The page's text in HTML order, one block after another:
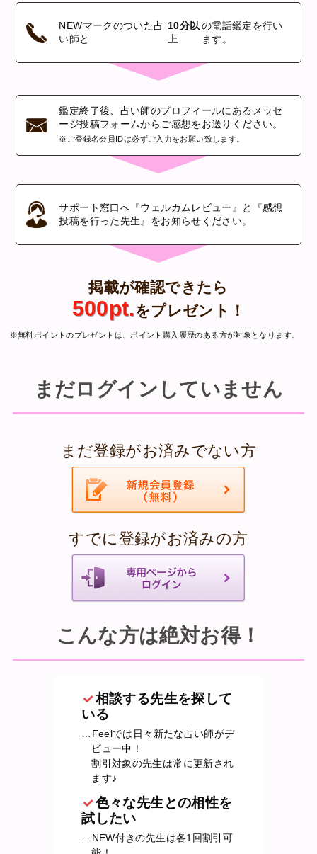
NEWマークのついた占
い師と
10分以
上
の電話鑑定を行い
ます。
鑑定終了後、占い師のプロフィールにあるメッセ
ージ投稿フォームからご感想をお送りください。
※ご登録名会員IDは必ずご入力をお願い致します。
サポート窓口へ『ウェルカムレビュー』と『感想
投稿を行った先生』をお知らせください。
掲載が確認できたら
500pt.をプレゼント！
※無料ポイントのプレゼントは、ポイント購入履歴のある方が対象となります。
まだログインしていません
まだ登録がお済みでない方
すでに登録がお済みの方
こんな方は絶対お得！
相談する先生を探して
いる
…Feelでは日々新たな占い師がデ
ビュー中！
割引対象の先生は常に更新され
ます♪
色々な先生との相性を
試したい
…NEW付きの先生は各1回割引可